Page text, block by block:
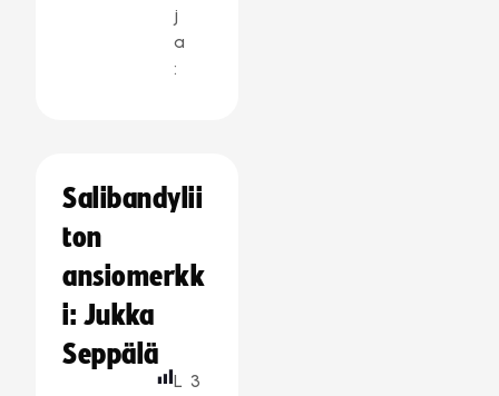
j
a
:
Salibandylii
ton
ansiomerkk
i: Jukka
Seppälä
L 3